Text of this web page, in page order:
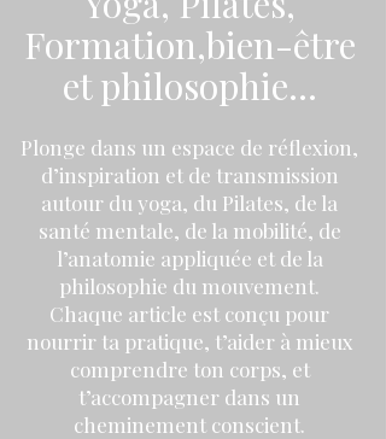
Formation,bien-être
et philosophie...
Plonge dans un espace de réflexion,
d’inspiration et de transmission
autour du yoga, du Pilates, de la
santé mentale, de la mobilité, de
l’anatomie appliquée et de la
philosophie du mouvement.
Chaque article est conçu pour
nourrir ta pratique, t’aider à mieux
comprendre ton corps, et
t’accompagner dans un
cheminement conscient.